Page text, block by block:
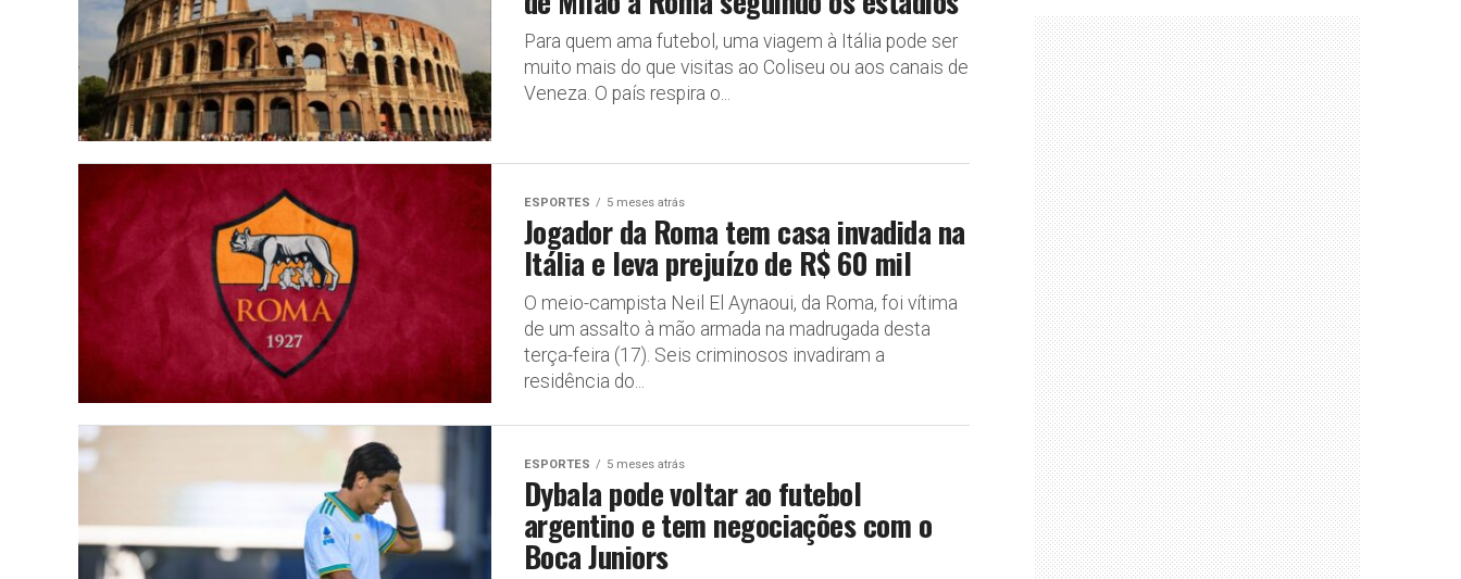
Para quem ama futebol, uma viagem à Itália pode ser
muito mais do que visitas ao Coliseu ou aos canais de
Veneza. O país respira o...
ESPORTES 5 meses atrás
Jogador da Roma tem casa invadida na
Itália e leva prejuízo de R$ 60 mil
O meio-campista Neil El Aynaoui, da Roma, foi vítima
de um assalto à mão armada na madrugada desta
terça-feira (17). Seis criminosos invadiram a
residência do...
ESPORTES 5 meses atrás
Dybala pode voltar ao futebol
argentino e tem negociações com o
Boca Juniors